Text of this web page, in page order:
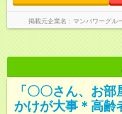
掲載元企業名 マンパワーグル
「〇〇さん、お
かけが大事＊高齢